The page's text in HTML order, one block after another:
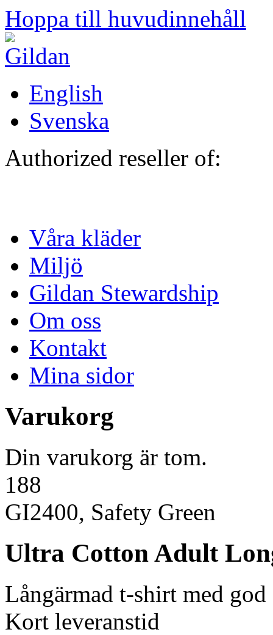
Hoppa till huvudinnehåll
English
Svenska
Authorized reseller of:
Våra kläder
Miljö
Gildan Stewardship
Om oss
Kontakt
Mina sidor
Varukorg
Din varukorg är tom.
188
GI2400, Safety Green
Ultra Cotton Adult
Långärmad t-shirt med
Kort leveranstid